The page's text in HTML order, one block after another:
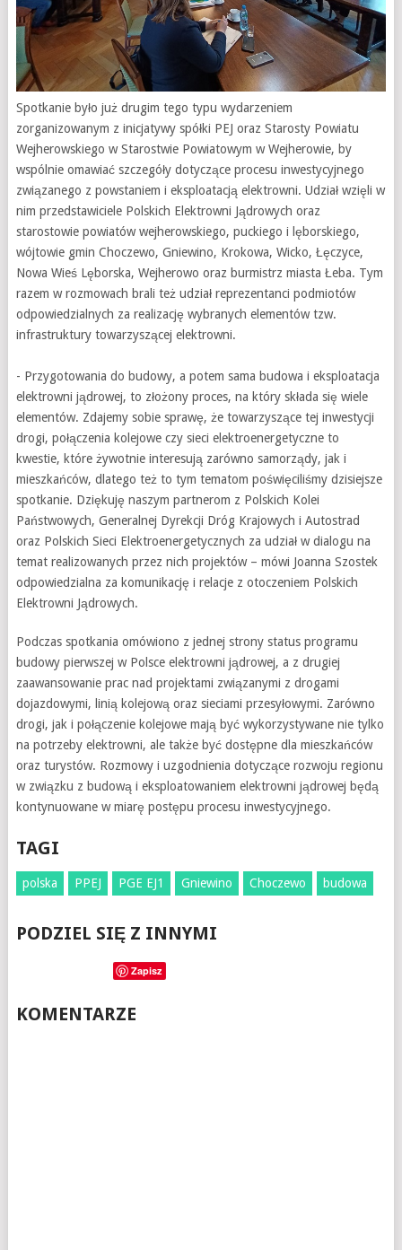
Spotkanie było już drugim tego typu wydarzeniem
zorganizowanym z inicjatywy spółki PEJ oraz Starosty Powiatu
Wejherowskiego w Starostwie Powiatowym w Wejherowie, by
wspólnie omawiać szczegóły dotyczące procesu inwestycyjnego
związanego z powstaniem i eksploatacją elektrowni. Udział wzięli w
nim przedstawiciele Polskich Elektrowni Jądrowych oraz
starostowie powiatów wejherowskiego, puckiego i lęborskiego,
wójtowie gmin Choczewo, Gniewino, Krokowa, Wicko, Łęczyce,
Nowa Wieś Lęborska, Wejherowo oraz burmistrz miasta Łeba. Tym
razem w rozmowach brali też udział reprezentanci podmiotów
odpowiedzialnych za realizację wybranych elementów tzw.
infrastruktury towarzyszącej elektrowni.
- Przygotowania do budowy, a potem sama budowa i eksploatacja
elektrowni jądrowej, to złożony proces, na który składa się wiele
elementów. Zdajemy sobie sprawę, że towarzyszące tej inwestycji
drogi, połączenia kolejowe czy sieci elektroenergetyczne to
kwestie, które żywotnie interesują zarówno samorządy, jak i
mieszkańców, dlatego też to tym tematom poświęciliśmy dzisiejsze
spotkanie. Dziękuję naszym partnerom z Polskich Kolei
Państwowych, Generalnej Dyrekcji Dróg Krajowych i Autostrad
oraz Polskich Sieci Elektroenergetycznych za udział w dialogu na
temat realizowanych przez nich projektów – mówi Joanna Szostek
odpowiedzialna za komunikację i relacje z otoczeniem Polskich
Elektrowni Jądrowych.
Podczas spotkania omówiono z jednej strony status programu
budowy pierwszej w Polsce elektrowni jądrowej, a z drugiej
zaawansowanie prac nad projektami związanymi z drogami
dojazdowymi, linią kolejową oraz sieciami przesyłowymi. Zarówno
drogi, jak i połączenie kolejowe mają być wykorzystywane nie tylko
na potrzeby elektrowni, ale także być dostępne dla mieszkańców
oraz turystów. Rozmowy i uzgodnienia dotyczące rozwoju regionu
w związku z budową i eksploatowaniem elektrowni jądrowej będą
kontynuowane w miarę postępu procesu inwestycyjnego.
TAGI
polska PPEJ PGE EJ1 Gniewino Choczewo budowa
PODZIEL SIĘ Z INNYMI
Zapisz
KOMENTARZE